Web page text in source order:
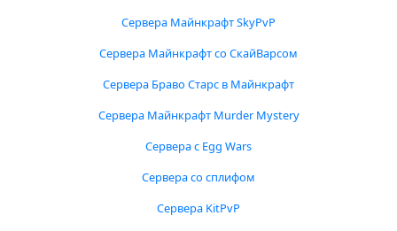
Сервера Майнкрафт SkyPvP
Сервера Майнкрафт со СкайВарсом
Сервера Браво Старс в Майнкрафт
Сервера Майнкрафт Murder Mystery
Сервера с Egg Wars
Сервера со сплифом
Сервера KitPvP